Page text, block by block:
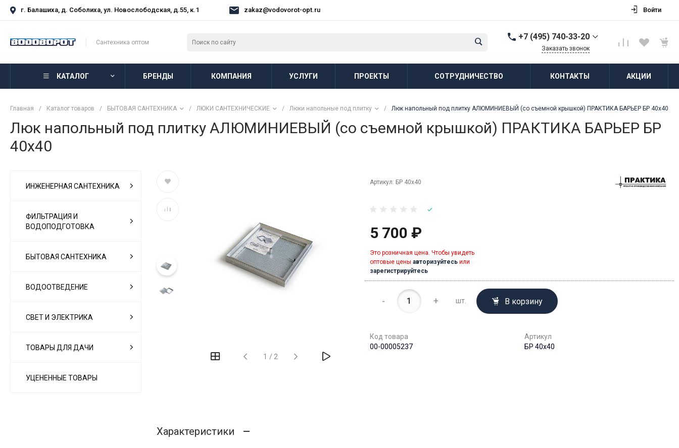
г. Балашиха, д. Соболиха, ул. Новослободская, д.55, к.1 zakaz@vodovorot-opt.ru Войти
Сантехника оптом
+7 (495) 740-33-20
г. Балашиха, д.
Пн-Пт: 8:00-18:00 Cб-Вс:
zakaz@vodovorot-opt.ru
Заказать звонок
КАТАЛОГ БРЕНДЫ КОМПАНИЯ УСЛУГИ ПРОЕКТЫ СОТРУДНИЧЕСТВО КОНТАКТЫ АКЦИИ
Главная / Каталог товаров / БЫТОВАЯ САНТЕХНИКА / ЛЮКИ САНТЕХНИЧЕСКИЕ / Люки напольные под плитку / Люк напольный под плитку АЛЮМИНИЕВЫЙ (со съемной крышкой) ПРАКТИКА БАРЬЕР БР 40х40
Люк напольный под плитку АЛЮМИНИЕВЫЙ (со съемной крышкой) ПРАКТИКА БАРЬЕР БР
40х40
ИНЖЕНЕРНАЯ САНТЕХНИКА
ФИЛЬТРАЦИЯ И
ВОДОПОДГОТОВКА
БЫТОВАЯ САНТЕХНИКА
ВОДООТВЕДЕНИЕ
СВЕТ И ЭЛЕКТРИКА
ТОВАРЫ ДЛЯ ДАЧИ
УЦЕНЕННЫЕ ТОВАРЫ
1 / 2
Артикул: БР 40х40
5 700 ₽
Это розничная цена. Чтобы увидеть
оптовые цены авторизуйтесьили
зарегистрируйтесь
- + шт. В корзину
Код товара
00-00005237
Артикул
БР 40х40
Характеристики